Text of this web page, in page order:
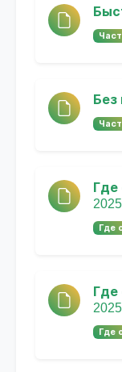
Без
Где
2025
Где
Где
2025
Где